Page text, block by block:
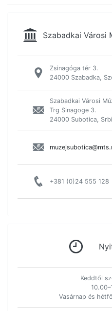
Szabadkai Városi
Zsinagóga tér 3.
24000 Szabadka,
Szabadkai Városi
Trg Sinagoge 3.
24000 Subotica,
+381 (0)24 555 128
Keddtől
Vasárnap és